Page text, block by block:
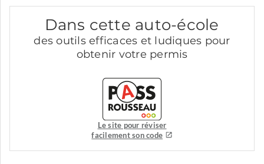
Dans cette auto-école
des outils efficaces et ludiques pour
obtenir votre permis
Le site pour réviser
facilement son code